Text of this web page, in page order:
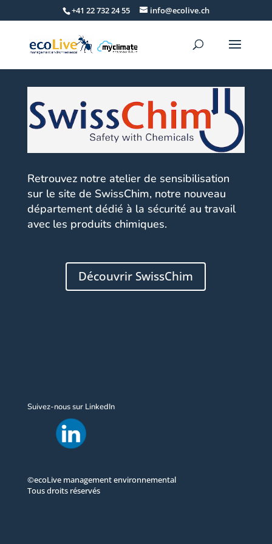
+41 22 732 24 55 info@ecolive.ch
Retrouvez notre atelier de sensibilisation
sur le site de SwissChim, notre nouveau
département dédié à la sécurité au travail
avec les produits chimiques.
Découvrir SwissChim
Suivez-nous sur LinkedIn
©ecoLive management environnemental
Tous droits réservés